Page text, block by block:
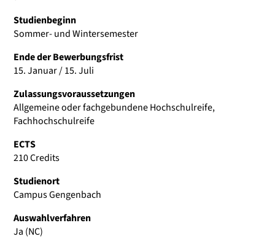
Studienbeginn
Sommer- und Wintersemester
Ende der Bewerbungsfrist
15. Januar / 15. Juli
Zulassungsvoraussetzungen
Allgemeine oder fachgebundene Hochschulreife,
Fachhochschulreife
ECTS
210 Credits
Studienort
Campus Gengenbach
Auswahlverfahren
Ja (NC)